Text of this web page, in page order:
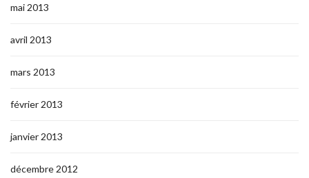
mai 2013
avril 2013
mars 2013
février 2013
janvier 2013
décembre 2012